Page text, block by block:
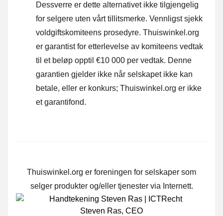
Dessverre er dette alternativet ikke tilgjengelig
for selgere uten vårt tillitsmerke. Vennligst sjekk
voldgiftskomiteens prosedyre. Thuiswinkel.org
er garantist for etterlevelse av komiteens vedtak
til et beløp opptil €10 000 per vedtak. Denne
garantien gjelder ikke når selskapet ikke kan
betale, eller er konkurs; Thuiswinkel.org er ikke
et garantifond.
Thuiswinkel.org er foreningen for selskaper som
selger produkter og/eller tjenester via Internett.
Steven Ras, CEO